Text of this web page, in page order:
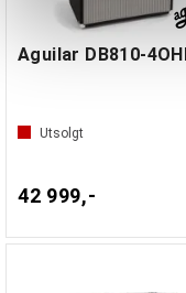
Utsolgt
42 999,-